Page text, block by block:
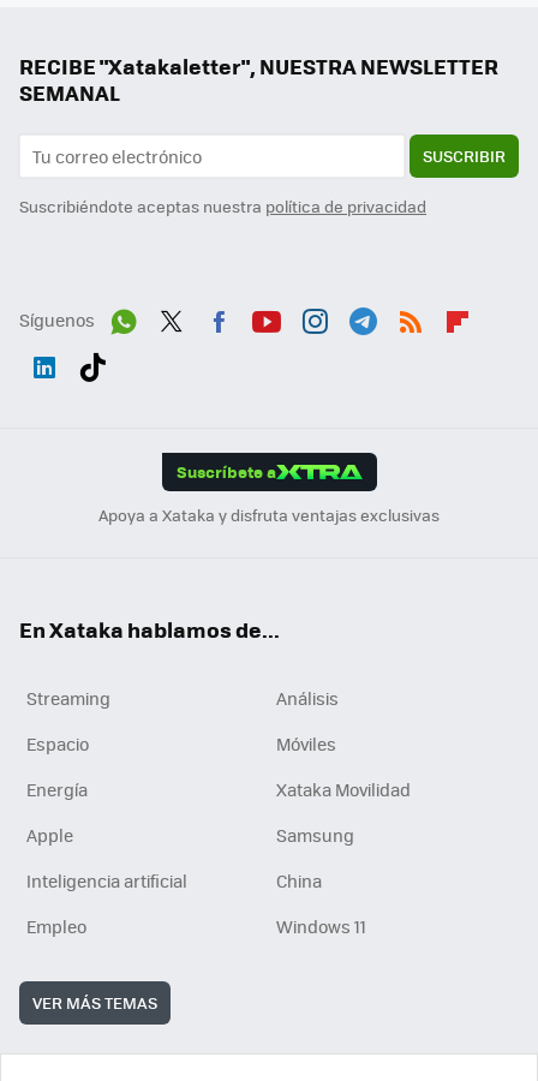
RECIBE "Xatakaletter", NUESTRA NEWSLETTER
SEMANAL
SUSCRIBIR
Suscribiéndote aceptas nuestra política de privacidad
Síguenos
Suscríbete a
Apoya a Xataka y disfruta ventajas exclusivas
En Xataka hablamos de...
Streaming
Análisis
Espacio
Móviles
Energía
Xataka Movilidad
Apple
Samsung
Inteligencia artificial
China
Empleo
Windows 11
VER MÁS TEMAS